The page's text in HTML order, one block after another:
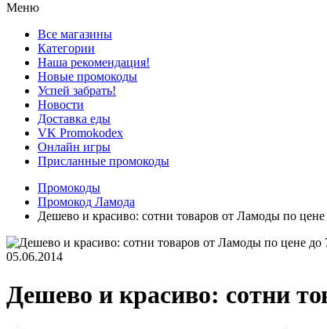
Меню
Все магазины
Категории
Наша рекомендация!
Новые промокоды
Успей забрать!
Новости
Доставка еды
VK Promokodex
Онлайн игры
Присланные промокоды
Промокоды
Промокод Ламода
Дешево и красиво: сотни товаров от Ламоды по цене
05.06.2014
Дешево и красиво: сотни